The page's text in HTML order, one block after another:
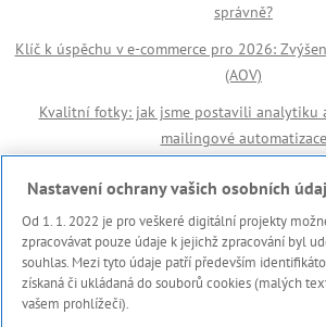
správně?
Klíč k úspěchu v e-commerce pro 2026:
(AOV)
Kvalitní fotky: jak jsme postavili analytiku
mailingové automatizace
Důležité odkazy
🏆 Reference
Prohlášení s použití
Zásady ochrany osobních dat a dalších
Nastavení ochrany vašich osobních
Od 1. 1. 2022 je pro veškeré digitální projekty
zpracovávat pouze údaje k jejichž zpracování byl
souhlas. Mezi tyto údaje patří především
získaná či ukládaná do souborů cookies (malých
vašem prohlížeči).